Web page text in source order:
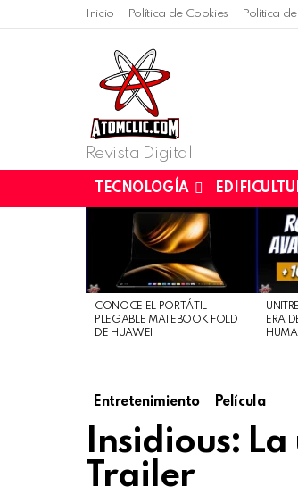
Inicio Política de Cookies Política
Revista Digital
TECNOLOGÍA
STORIES
CONOCE EL PORTÁTIL
PLEGABLE MATEBOOK FOLD
DE HUAWEI
ERA
Entretenimiento Película
Insidious:
Trailer